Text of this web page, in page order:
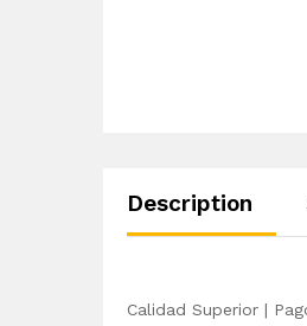
Description
Calidad Superior |